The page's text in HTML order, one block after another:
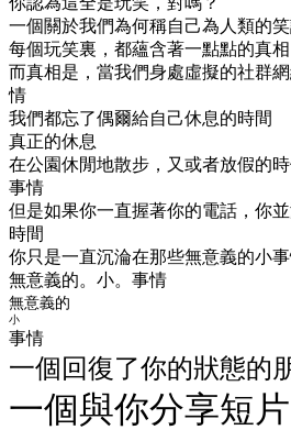
一個關於我們為何稱自己為人類的
每個玩笑裏，都蘊含著一點點的真相
而真相是，當我們身處虛擬的社群
情
我們都忘了偶爾給自己休息的時間
真正的休息
在公園休閒地散步，又或者放假的
事情
但是如果你一直握著你的電話，你
時間
你只是一直沉淪在那些無意義的小
無意義的。小。事情
無意義的
小
事情
一個回復了你的狀態的
一個與你分享短